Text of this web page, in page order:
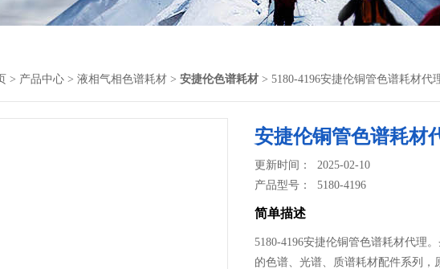
> 产品中心 > 液相气相色谱耗材 > 安捷伦色谱耗材 > 5180-4196安捷伦铜管色谱耗材代
安捷伦铜管色谱耗材
更新时间： 2025-02-10
产品型号：5180-4196
简单描述
5180-4196安捷伦铜管色谱耗材代理
的色谱、光谱、质谱耗材配件系列